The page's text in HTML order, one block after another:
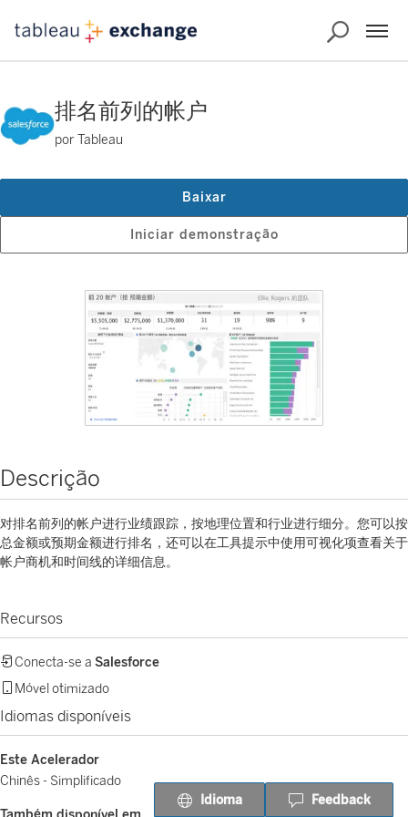
排名前列的帐户
por Tableau
Iniciar demonstração
Baixar
Descrição
对排名前列的帐户进行业绩跟踪，按地理位置和行业进行细分。您可以按
总金额或预期金额进行排名，还可以在工具提示中使用可视化项查看关于
帐户商机和时间线的详细信息。
Recursos
Conecta-se a Salesforce
Móvel otimizado
Idiomas disponíveis
Este Acelerador
Chinês - Simplificado
Idioma Feedback